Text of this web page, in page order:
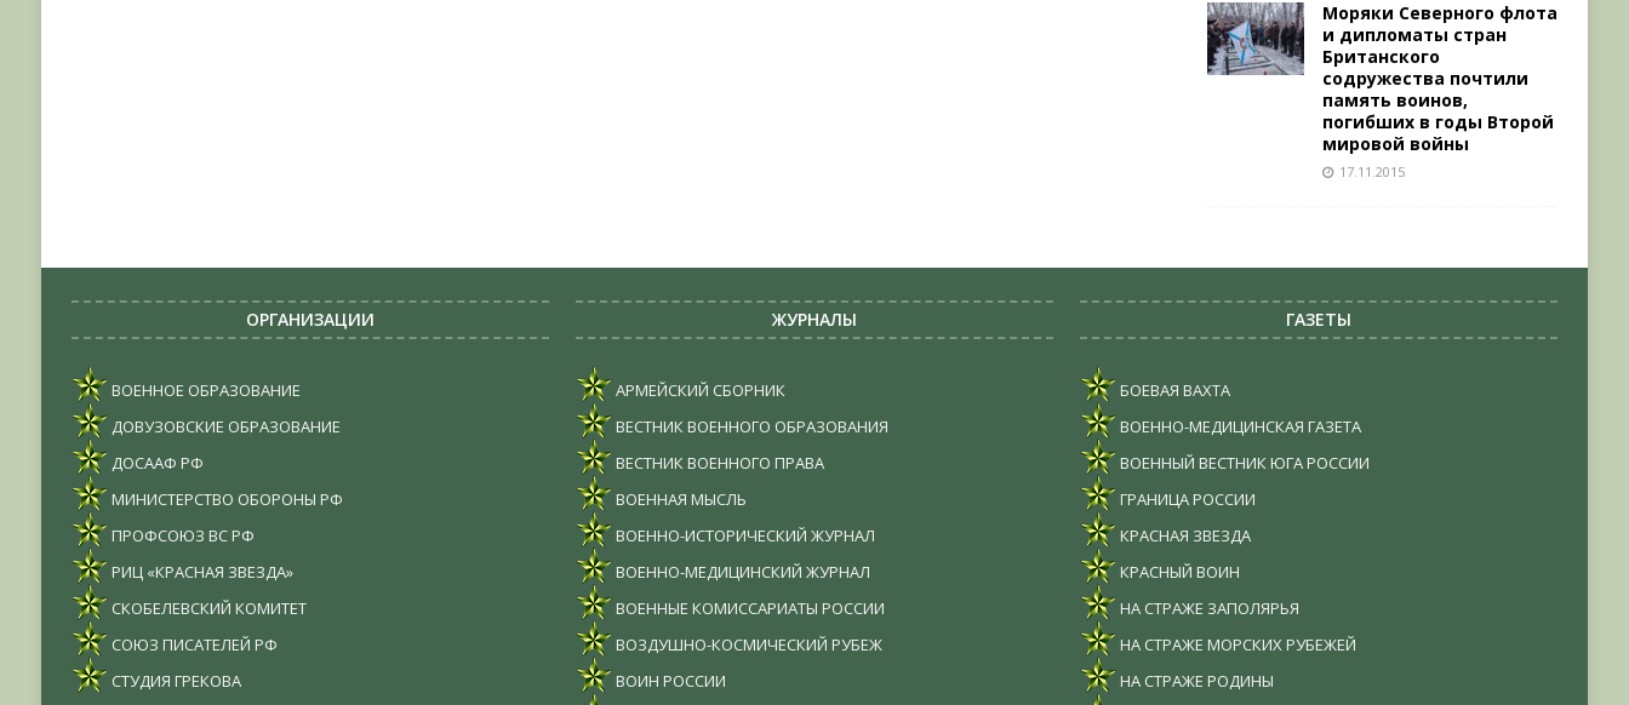
Моряки Северного флота
и дипломаты стран
Британского
содружества почтили
память воинов,
погибших в годы Второй
мировой войны
17.11.2015
ОРГАНИЗАЦИИ
ВОЕННОЕ ОБРАЗОВАНИЕ
ДОВУЗОВСКИЕ ОБРАЗОВАНИЕ
ДОСААФ РФ
МИНИСТЕРСТВО ОБОРОНЫ РФ
ПРОФСОЮЗ ВС РФ
РИЦ «КРАСНАЯ ЗВЕЗДА»
СКОБЕЛЕВСКИЙ КОМИТЕТ
СОЮЗ ПИСАТЕЛЕЙ РФ
СТУДИЯ ГРЕКОВА
ЖУРНАЛЫ
АРМЕЙСКИЙ СБОРНИК
ВЕСТНИК ВОЕННОГО ОБРАЗОВАНИЯ
ВЕСТНИК ВОЕННОГО ПРАВА
ВОЕННАЯ МЫСЛЬ
ВОЕННО-ИСТОРИЧЕСКИЙ ЖУРНАЛ
ВОЕННО-МЕДИЦИНСКИЙ ЖУРНАЛ
ВОЕННЫЕ КОМИССАРИАТЫ РОССИИ
ВОЗДУШНО-КОСМИЧЕСКИЙ РУБЕЖ
ВОИН РОССИИ
ГАЗЕТЫ
БОЕВАЯ ВАХТА
ВОЕННО-МЕДИЦИНСКАЯ ГАЗЕТА
ВОЕННЫЙ ВЕСТНИК ЮГА РОССИИ
ГРАНИЦА РОССИИ
КРАСНАЯ ЗВЕЗДА
КРАСНЫЙ ВОИН
НА СТРАЖЕ ЗАПОЛЯРЬЯ
НА СТРАЖЕ МОРСКИХ РУБЕЖЕЙ
НА СТРАЖЕ РОДИНЫ